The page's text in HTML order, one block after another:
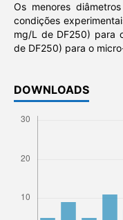
Os menores
condições
mg/L de DF250) para
de DF250) para o
DOWNLOADS